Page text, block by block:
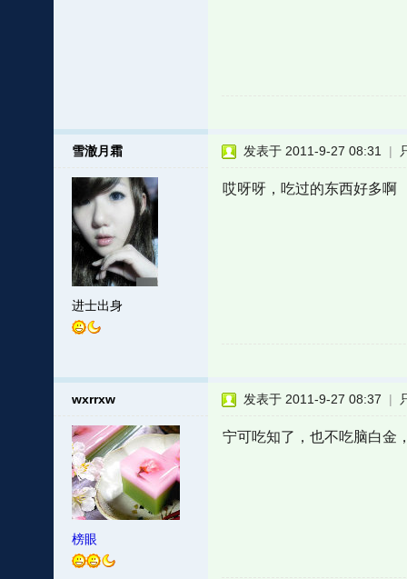
雪澈月霜
进士出身
发表于 2011-9-27 08:31 |
哎呀呀，吃过的东西好多啊
wxrrxw
榜眼
发表于 2011-9-27 08:37 |
宁可吃知了，也不吃脑白金